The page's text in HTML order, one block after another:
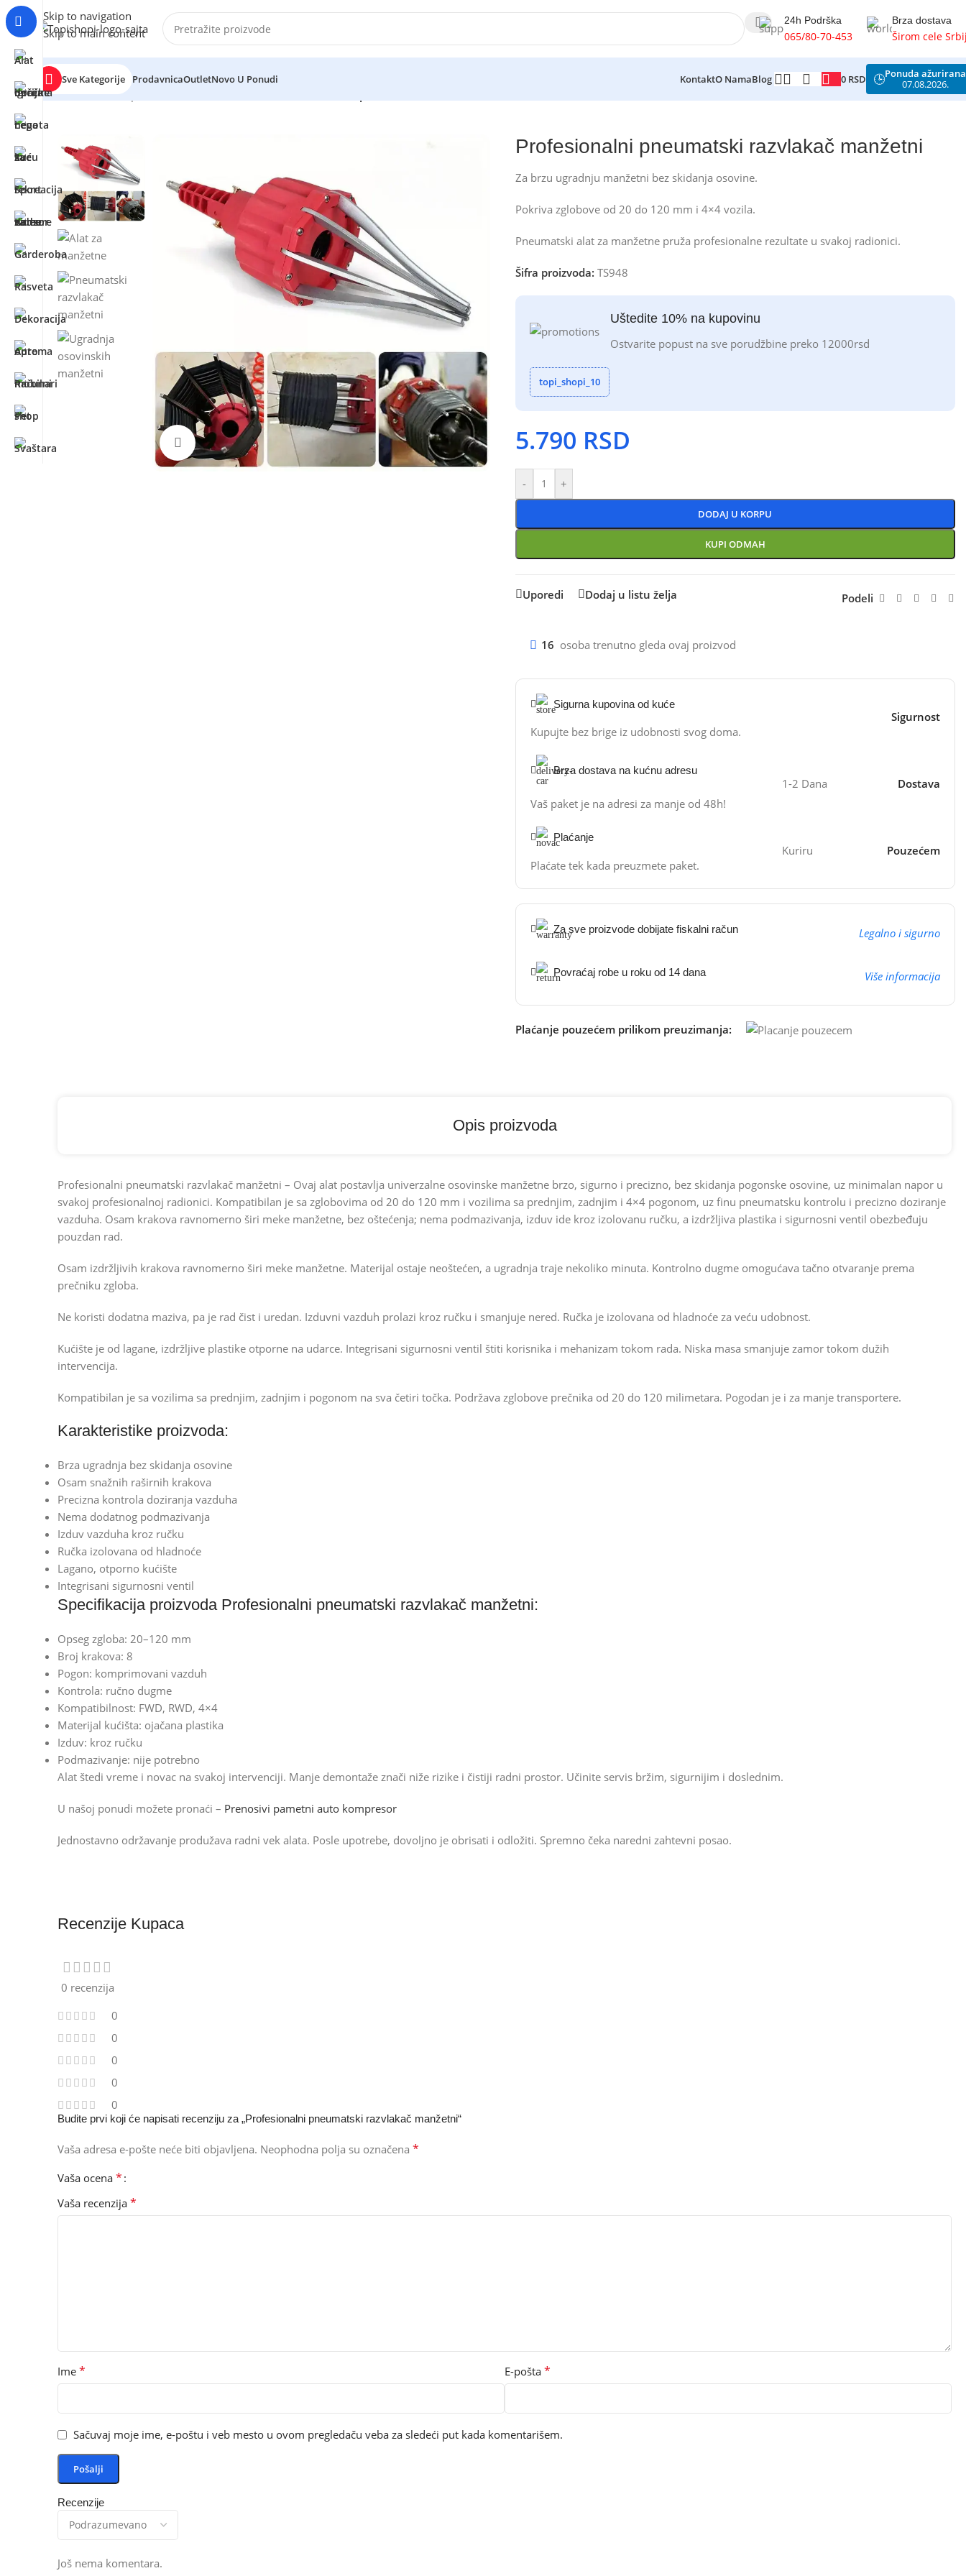
Skip to navigation
Skip to main content
24h Podrška
065/80-70-453
Brza dostava
Širom cele
Sve Kategorije ProdavnicaOutletNovo U Ponudi KontaktO NamaBlog 0 RSD 🕒Ponuda ažurirana
07.08.2026.
Početna/Auto oprema
Kliknite za uvećanje
Profesionalni pneumatski razvlakač manžetni
Za brzu ugradnju manžetni bez skidanja osovine.
Pokriva zglobove od 20 do 120 mm i 4×4 vozila.
Pneumatski alat za manžetne pruža profesionalne rezultate u svakoj radionici.
Šifra proizvoda: TS948
Uštedite 10% na kupovinu
Ostvarite popust na sve porudžbine preko 12000rsd
topi_shopi_10
5.790 RSD
- +
DODAJ U KORPU
KUPI ODMAH
Uporedi Dodaj u listu želja Podeli
16 osoba trenutno gleda ovaj proizvod
Sigurna kupovina od kuće
Kupujte bez brige iz udobnosti svog doma.
Sigurnost
Brza dostava na kućnu adresu
Vaš paket je na adresi za manje od 48h!
1-2 Dana Dostava
Plaćanje
Plaćate tek kada preuzmete paket.
Kuriru Pouzećem
Za sve proizvode dobijate fiskalni račun Legalno i sigurno
Povraćaj robe u roku od 14 dana Više informacija
Plaćanje pouzećem prilikom preuzimanja:
Opis proizvoda
Profesionalni pneumatski razvlakač manžetni – Ovaj alat postavlja univerzalne osovinske manžetne brzo, sigurno i precizno, bez skidanja pogonske osovine, uz minimalan napor u
svakoj profesionalnoj radionici. Kompatibilan je sa zglobovima od 20 do 120 mm i vozilima sa prednjim, zadnjim i 4×4 pogonom, uz finu pneumatsku kontrolu i precizno doziranje
vazduha. Osam krakova ravnomerno širi meke manžetne, bez oštećenja; nema podmazivanja, izduv ide kroz izolovanu ručku, a izdržljiva plastika i sigurnosni ventil obezbeđuju
pouzdan rad.
Osam izdržljivih krakova ravnomerno širi meke manžetne. Materijal ostaje neoštećen, a ugradnja traje nekoliko minuta. Kontrolno dugme omogućava tačno otvaranje prema
prečniku zgloba.
Ne koristi dodatna maziva, pa je rad čist i uredan. Izduvni vazduh prolazi kroz ručku i smanjuje nered. Ručka je izolovana od hladnoće za veću udobnost.
Kućište je od lagane, izdržljive plastike otporne na udarce. Integrisani sigurnosni ventil štiti korisnika i mehanizam tokom rada. Niska masa smanjuje zamor tokom dužih
intervencija.
Kompatibilan je sa vozilima sa prednjim, zadnjim i pogonom na sva četiri točka. Podržava zglobove prečnika od 20 do 120 milimetara. Pogodan je i za manje transportere.
Karakteristike proizvoda:
Brza ugradnja bez skidanja osovine
Osam snažnih raširnih krakova
Precizna kontrola doziranja vazduha
Nema dodatnog podmazivanja
Izduv vazduha kroz ručku
Ručka izolovana od hladnoće
Lagano, otporno kućište
Integrisani sigurnosni ventil
Specifikacija proizvoda Profesionalni pneumatski razvlakač manžetni:
Opseg zgloba: 20–120 mm
Broj krakova: 8
Pogon: komprimovani vazduh
Kontrola: ručno dugme
Kompatibilnost: FWD, RWD, 4×4
Materijal kućišta: ojačana plastika
Izduv: kroz ručku
Podmazivanje: nije potrebno
Alat štedi vreme i novac na svakoj intervenciji. Manje demontaže znači niže rizike i čistiji radni prostor. Učinite servis bržim, sigurnijim i doslednim.
U našoj ponudi možete pronaći – Prenosivi pametni auto kompresor
Jednostavno održavanje produžava radni vek alata. Posle upotrebe, dovoljno je obrisati i odložiti. Spremno čeka naredni zahtevni posao.
Recenzije Kupaca
0 recenzija
0
0
0
0
0
Recenzije
Još nema komentara.
Budite prvi koji će napisati recenziju za „Profesionalni pneumatski razvlakač manžetni“
Vaša adresa e-pošte neće biti objavljena. Neophodna polja su označena *
Vaša ocena *
Vaša recenzija *
Ime * E-pošta *
Sačuvaj moje ime, e-poštu i veb mesto u ovom pregledaču veba za sledeći put kada komentarišem.